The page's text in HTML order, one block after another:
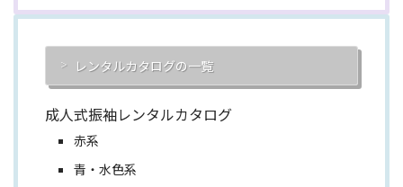
レンタルカタログの一覧
成人式振袖レンタルカタログ
赤系
青・水色系